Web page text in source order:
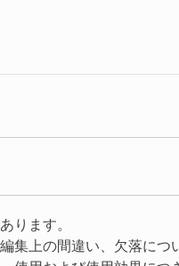
ります。
集上の間違い、欠落に